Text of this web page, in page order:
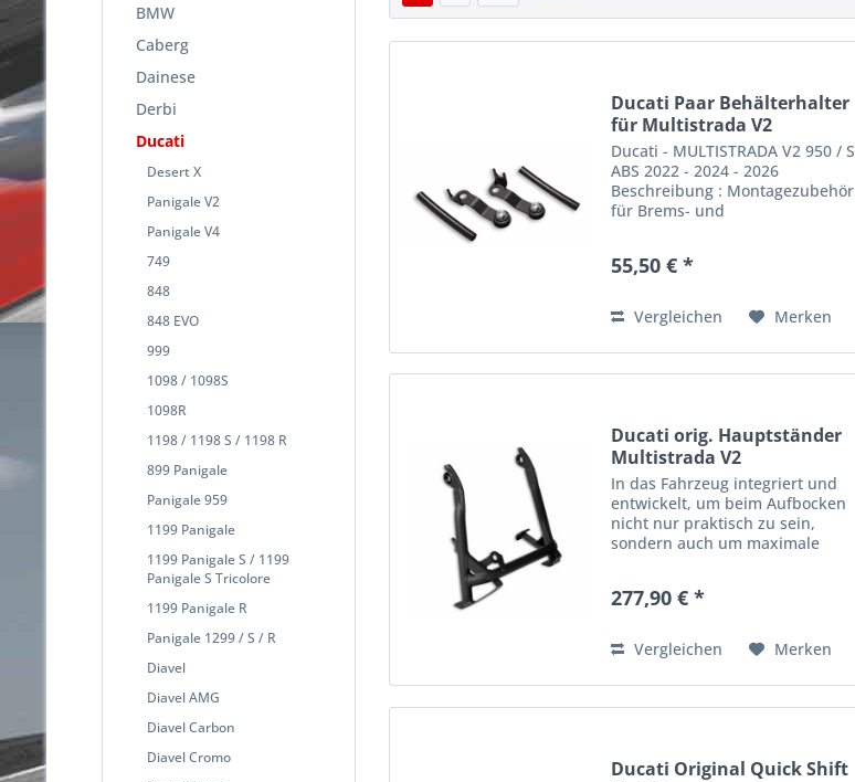
BMW
Caberg
Dainese
Derbi
Ducati
Desert X
Panigale V2
Panigale V4
749
848
848 EVO
999
1098 / 1098S
1098R
1198 / 1198 S / 1198 R
899 Panigale
Panigale 959
1199 Panigale
1199 Panigale S / 1199
Panigale S Tricolore
1199 Panigale R
Panigale 1299 / S / R
Diavel
Diavel AMG
Diavel Carbon
Diavel Cromo
Ducati Paar Behälterhalter
für Multistrada V2
Ducati - MULTISTRADA V2 950 / S
ABS 2022 - 2024 - 2026
Beschreibung : Montagezubehör
für Brems- und
Zubehör wurde speziell für die
55,50 € *
Vergleichen Merken
Ducati orig. Hauptständer
Multistrada V2
In das Fahrzeug integriert und
entwickelt, um beim Aufbocken
nicht nur praktisch zu sein,
sondern auch um maximale
Touring-Einsatz.
MULTISTRADA...
277,90 € *
Vergleichen Merken
Ducati Original Quick Shift